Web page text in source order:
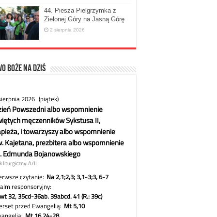
44. Piesza Pielgrzymka z
Zielonej Góry na Jasną Górę
2 sierpnia 2026
Boże na dziś